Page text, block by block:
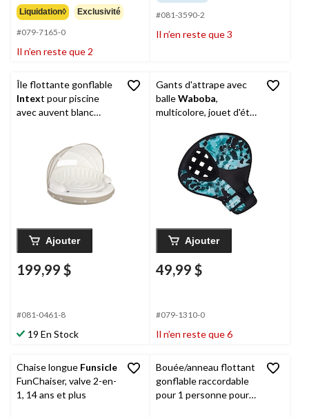
Liquidation◊ Exclusivité
#079-7165-0
Il n’en reste que 2
#081-3590-2
Il n’en reste que 3
Île flottante gonflable
Intext pour piscine
avec auvent blanc
amovible
Ajouter
199,99 $
#081-0461-8
19 En Stock
Gants d'attrape avec
balleWaboba,
multicolore, jouet d'été
activités amusantes de
plage/de piscine/d'eau
Ajouter
49,99 $
#079-1310-0
Il n’en reste que 6
Chaise longue Funsicle
FunChaiser, valve 2-en-
1, 14 ans et plus
Bouée/anneau flottant
gonflable raccordable
pour 1 personne pour